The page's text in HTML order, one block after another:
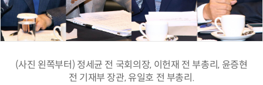
(사진 왼쪽부터) 정세균 전 국회의장, 이헌재 전 부총리, 윤증현
전 기재부 장관, 유일호 전 부총리.